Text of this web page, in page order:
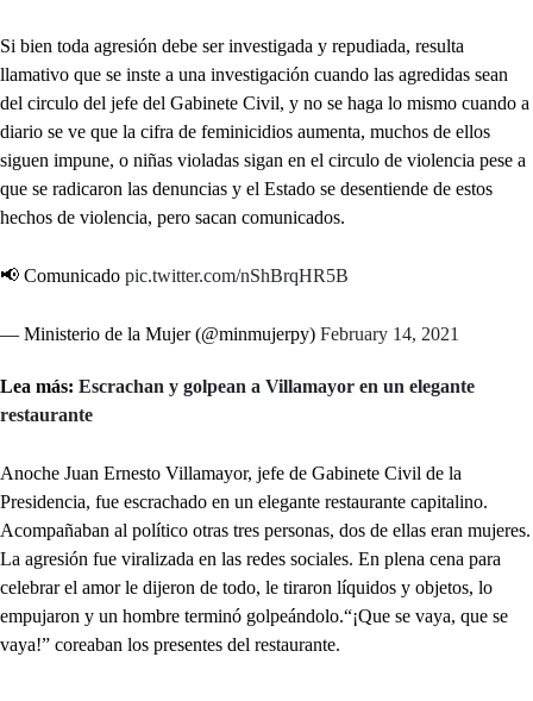
Si bien toda agresión debe ser investigada y repudiada, resulta
llamativo que se inste a una investigación cuando las agredidas sean
del circulo del jefe del Gabinete Civil, y no se haga lo mismo cuando a
diario se ve que la cifra de feminicidios aumenta, muchos de ellos
siguen impune, o niñas violadas sigan en el circulo de violencia pese a
que se radicaron las denuncias y el Estado se desentiende de estos
hechos de violencia, pero sacan comunicados.
📢 Comunicado pic.twitter.com/nShBrqHR5B
— Ministerio de la Mujer (@minmujerpy) February 14, 2021
Lea más: Escrachan y golpean a Villamayor en un elegante
restaurante
Anoche Juan Ernesto Villamayor, jefe de Gabinete Civil de la
Presidencia, fue escrachado en un elegante restaurante capitalino.
Acompañaban al político otras tres personas, dos de ellas eran mujeres.
La agresión fue viralizada en las redes sociales. En plena cena para
celebrar el amor le dijeron de todo, le tiraron líquidos y objetos, lo
empujaron y un hombre terminó golpeándolo.“¡Que se vaya, que se
vaya!” coreaban los presentes del restaurante.